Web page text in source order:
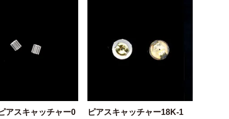
アスキャッチャー0 ピアスキャッチャー18K-1